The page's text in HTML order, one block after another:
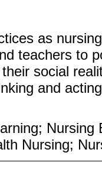
as
teachers to
social
and
Nursing
Nursing;